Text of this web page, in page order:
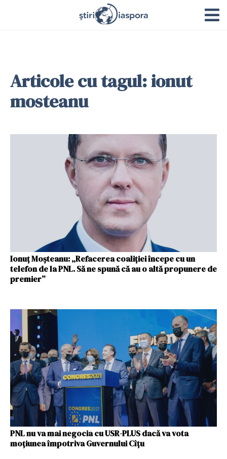
Articole cu tagul: ionut
mosteanu
Ionuț Moșteanu: „Refacerea coaliției începe cu un
telefon de la PNL. Să ne spună că au o altă propunere de
premier”
PNL nu va mai negocia cu USR-PLUS dacă va vota
moțiunea împotriva Guvernului Cîțu